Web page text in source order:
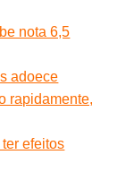
nota 6,5
adoece
rapidamente,
efeitos